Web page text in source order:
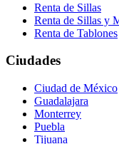
Renta de Sillas
Renta de Sillas y
Renta de Tablones
Ciudades
Ciudad de México
Guadalajara
Monterrey
Puebla
Tijuana